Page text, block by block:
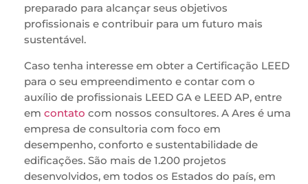
preparado para alcançar seus objetivos
profissionais e contribuir para um futuro mais
sustentável.
Caso tenha interesse em obter a Certificação LEED
para o seu empreendimento e contar com o
auxílio de profissionais LEED GA e LEED AP, entre
em contato com nossos consultores. A Ares é uma
empresa de consultoria com foco em
desempenho, conforto e sustentabilidade de
edificações. São mais de 1.200 projetos
desenvolvidos, em todos os Estados do país, em